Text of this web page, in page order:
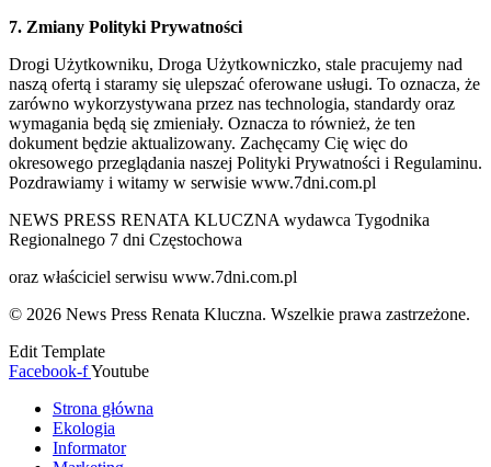
7. Zmiany Polityki Prywatności
Drogi Użytkowniku, Droga Użytkowniczko, stale pracujemy nad
naszą ofertą i staramy się ulepszać oferowane usługi. To oznacza, że
zarówno wykorzystywana przez nas technologia, standardy oraz
wymagania będą się zmieniały. Oznacza to również, że ten
dokument będzie aktualizowany. Zachęcamy Cię więc do
okresowego przeglądania naszej Polityki Prywatności i Regulaminu.
Pozdrawiamy i witamy w serwisie www.7dni.com.pl
NEWS PRESS RENATA KLUCZNA wydawca Tygodnika
Regionalnego 7 dni Częstochowa
oraz właściciel serwisu www.7dni.com.pl
© 2026 News Press Renata Kluczna. Wszelkie prawa zastrzeżone.
Edit Template
Facebook-fYoutube
Strona główna
Ekologia
Informator